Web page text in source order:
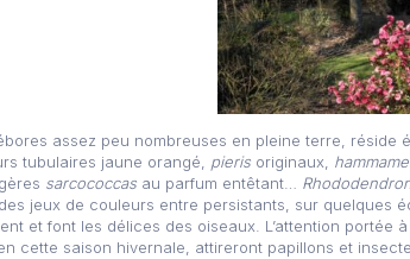
assez peu nombreuses en pleine terre,
tubulaires jaune orangé, pieris originaux,
sarcococcas au parfum entêtant…
jeux de couleurs entre persistants, sur
et font les délices des oiseaux. L’attention
cette saison hivernale, attireront papillons et